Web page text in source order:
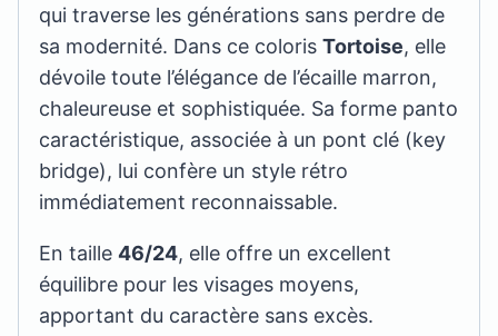
qui traverse les générations sans perdre de
sa modernité. Dans ce colorisTortoise, elle
dévoile toute l’élégance de l’écaille marron,
chaleureuse et sophistiquée. Sa forme panto
caractéristique, associée à un pont clé (key
bridge), lui confère un style rétro
immédiatement reconnaissable.
En taille46/24, elle offre un excellent
équilibre pour les visages moyens,
apportant du caractère sans excès.